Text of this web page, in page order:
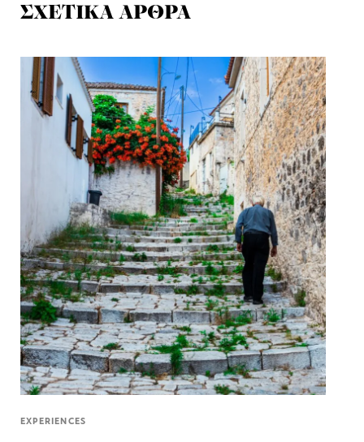
ΣΧΕΤΙΚΑ ΑΡΘΡΑ
EXPERIENCES